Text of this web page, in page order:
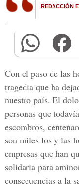
REDACCIÓN
Con el paso de las
tragedia que ha
nuestro país. El
personas que
escombros,
son miles los y las
empresas que han
solidaria para
consecuencias a la